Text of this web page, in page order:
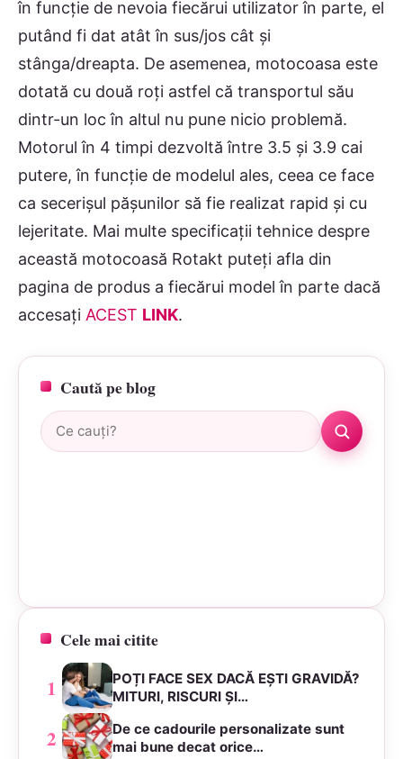
în funcţie de nevoia fiecărui utilizator în parte, el
putând fi dat atât în sus/jos cât şi
stânga/dreapta. De asemenea, motocoasa este
dotată cu două roţi astfel că transportul său
dintr-un loc în altul nu pune nicio problemă.
Motorul în 4 timpi dezvoltă între 3.5 şi 3.9 cai
putere, în funcţie de modelul ales, ceea ce face
ca secerişul păşunilor să fie realizat rapid şi cu
lejeritate. Mai multe specificaţii tehnice despre
această motocoasă Rotakt puteţi afla din
pagina de produs a fiecărui model în parte dacă
accesaţi ACEST LINK.
Caută pe blog
Caută:
Cele mai citite
1
POȚI FACE SEX DACĂ EȘTI GRAVIDĂ?
MITURI, RISCURI ȘI…
2
De ce cadourile personalizate sunt
mai bune decat orice…